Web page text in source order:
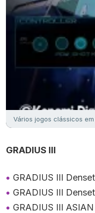
Vários jogos clássicos
GRADIUS III
GRADIUS III
GRADIUS III
GRADIUS III